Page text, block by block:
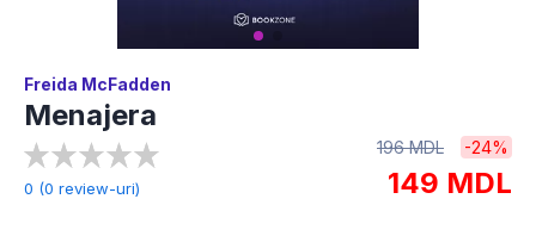
Freida McFadden
Menajera
0 (0 review-uri)
196 MDL -24%
149 MDL